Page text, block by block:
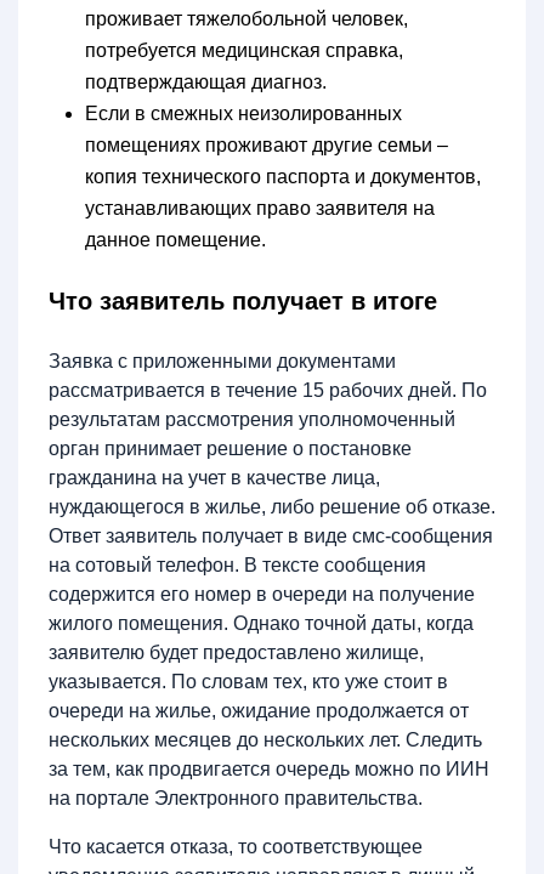
проживает тяжелобольной человек,
потребуется медицинская справка,
подтверждающая диагноз.
Если в смежных неизолированных
помещениях проживают другие семьи –
копия технического паспорта и документов,
устанавливающих право заявителя на
данное помещение.
Что заявитель получает в итоге
Заявка с приложенными документами
рассматривается в течение 15 рабочих дней. По
результатам рассмотрения уполномоченный
орган принимает решение о постановке
гражданина на учет в качестве лица,
нуждающегося в жилье, либо решение об отказе.
Ответ заявитель получает в виде смс-сообщения
на сотовый телефон. В тексте сообщения
содержится его номер в очереди на получение
жилого помещения. Однако точной даты, когда
заявителю будет предоставлено жилище,
указывается. По словам тех, кто уже стоит в
очереди на жилье, ожидание продолжается от
нескольких месяцев до нескольких лет. Следить
за тем, как продвигается очередь можно по ИИН
на портале Электронного правительства.
Что касается отказа, то соответствующее